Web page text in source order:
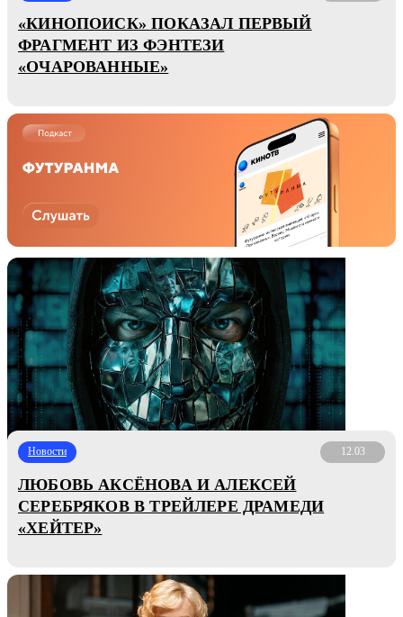
«КИНОПОИСК» ПОКАЗАЛ ПЕРВЫЙ
ФРАГМЕНТ ИЗ ФЭНТЕЗИ
«ОЧАРОВАННЫЕ»
Новости 12.03
ЛЮБОВЬ АКСЁНОВА И АЛЕКСЕЙ
СЕРЕБРЯКОВ В ТРЕЙЛЕРЕ ДРАМЕДИ
«ХЕЙТЕР»